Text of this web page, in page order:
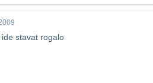
stavat rogalo